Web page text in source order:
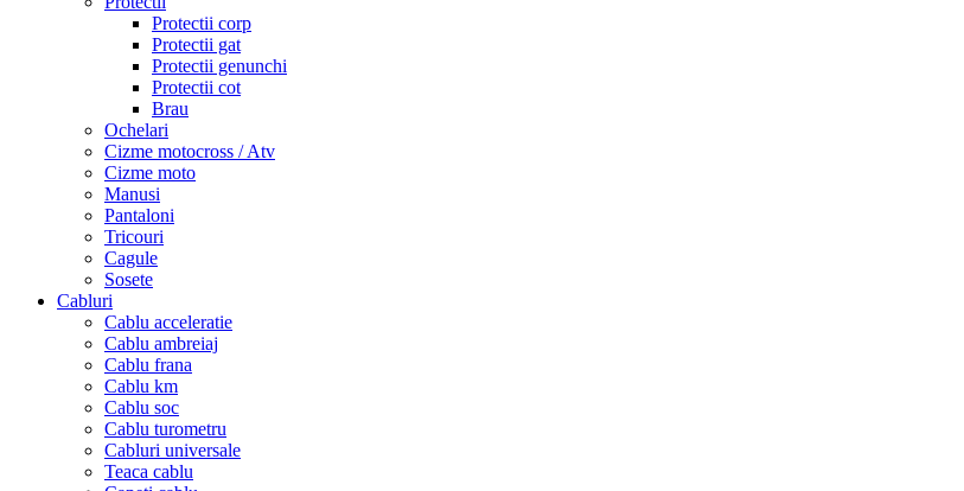
Protectii corp
Protectii gat
Protectii genunchi
Protectii cot
Brau
Ochelari
Cizme motocross / Atv
Cizme moto
Manusi
Pantaloni
Tricouri
Cagule
Sosete
Cabluri
Cablu acceleratie
Cablu ambreiaj
Cablu frana
Cablu km
Cablu soc
Cablu turometru
Cabluri universale
Teaca cablu